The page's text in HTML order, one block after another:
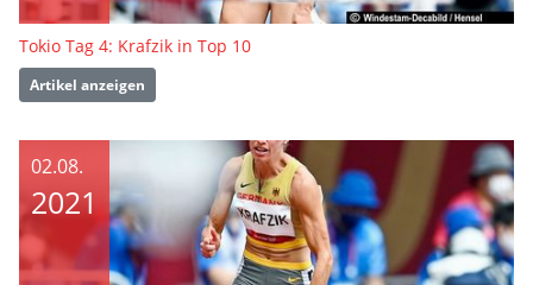
Tokio Tag 4: Krafzik in Top 10
Artikel anzeigen
02.08.
2021